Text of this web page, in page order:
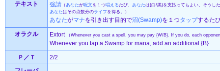
テキスト
強請 （あなたが呪文を１つ唱えるたび、 あなたは(白/黒)を支払ってもよい。そうした
あなたはその点数分のライフ を得る。）
あなたがマナを引き出す目的で沼(Swamp)を１つタップするた
オラクル Extort （Whenever you cast a spell, you may pay {W/B}. If you do, each
Whenever you tap a Swamp for mana, add an additional {B}.
Ｐ／Ｔ
2/2